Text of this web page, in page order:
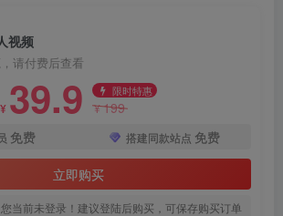
视频
请付费后查看
¥ 39.9 限时特惠
¥199
免费 搭建同款站点 免费
立即购买
您当前未登录！建议登陆后购买，可保存购买订单